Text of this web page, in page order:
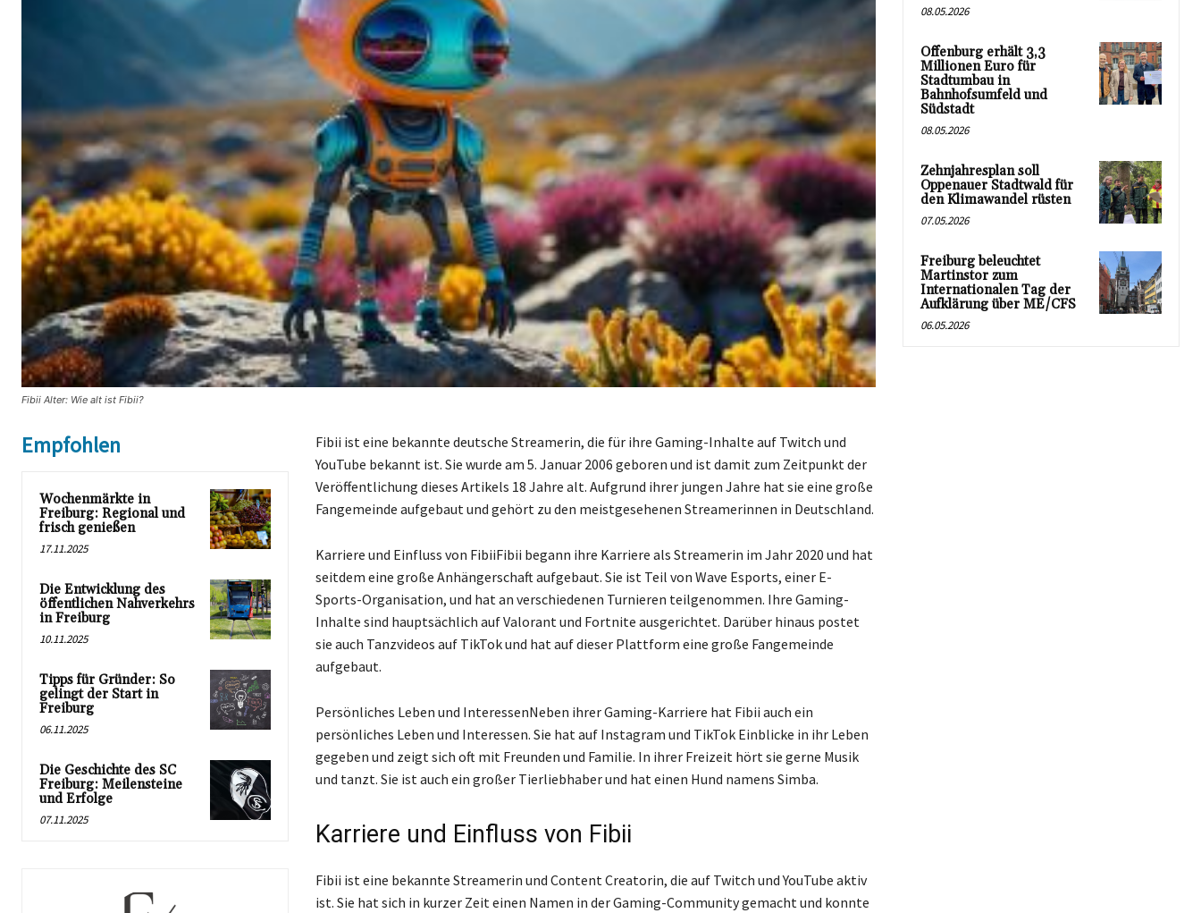
Fibii Alter: Wie alt ist Fibii?
Empfohlen
Wochenmärkte in
Freiburg: Regional und
frisch genießen
17.11.2025
Die Entwicklung des
öffentlichen Nahverkehrs
in Freiburg
10.11.2025
Tipps für Gründer: So
gelingt der Start in
Freiburg
06.11.2025
Die Geschichte des SC
Freiburg: Meilensteine
und Erfolge
07.11.2025
Fibii ist eine bekannte deutsche Streamerin, die für ihre Gaming-Inhalte auf Twitch und
YouTube bekannt ist. Sie wurde am 5. Januar 2006 geboren und ist damit zum Zeitpunkt der
Veröffentlichung dieses Artikels 18 Jahre alt. Aufgrund ihrer jungen Jahre hat sie eine große
Fangemeinde aufgebaut und gehört zu den meistgesehenen Streamerinnen in Deutschland.
Karriere und Einfluss von FibiiFibii begann ihre Karriere als Streamerin im Jahr 2020 und hat
seitdem eine große Anhängerschaft aufgebaut. Sie ist Teil von Wave Esports, einer E-
Sports-Organisation, und hat an verschiedenen Turnieren teilgenommen. Ihre Gaming-
Inhalte sind hauptsächlich auf Valorant und Fortnite ausgerichtet. Darüber hinaus postet
sie auch Tanzvideos auf TikTok und hat auf dieser Plattform eine große Fangemeinde
aufgebaut.
Persönliches Leben und InteressenNeben ihrer Gaming-Karriere hat Fibii auch ein
persönliches Leben und Interessen. Sie hat auf Instagram und TikTok Einblicke in ihr Leben
gegeben und zeigt sich oft mit Freunden und Familie. In ihrer Freizeit hört sie gerne Musik
und tanzt. Sie ist auch ein großer Tierliebhaber und hat einen Hund namens Simba.
Karriere und Einfluss von Fibii
Fibii ist eine bekannte Streamerin und Content Creatorin, die auf Twitch und YouTube aktiv
ist. Sie hat sich in kurzer Zeit einen Namen in der Gaming-Community gemacht und konnte
08.05.2026
Offenburg erhält 3,3
Millionen Euro für
Stadtumbau in
Bahnhofsumfeld und
Südstadt
08.05.2026
Zehnjahresplan soll
Oppenauer Stadtwald für
den Klimawandel rüsten
07.05.2026
Freiburg beleuchtet
Martinstor zum
Internationalen Tag der
Aufklärung über ME/CFS
06.05.2026